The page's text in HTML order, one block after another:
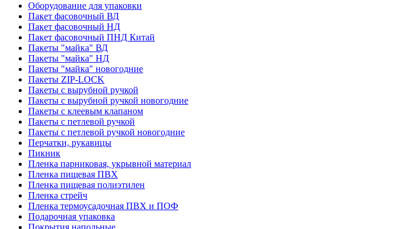
Оборудование для упаковки
Пакет фасовочный ВД
Пакет фасовочный НД
Пакет фасовочный ПНД Китай
Пакеты "майка" ВД
Пакеты "майка" НД
Пакеты "майка" новогодние
Пакеты ZIP-LOCK
Пакеты с вырубной ручкой
Пакеты с вырубной ручкой новогодние
Пакеты с клеевым клапаном
Пакеты с петлевой ручкой
Пакеты с петлевой ручкой новогодние
Перчатки, рукавицы
Пикник
Пленка парниковая, укрывной материал
Пленка пищевая ПВХ
Пленка пищевая полиэтилен
Пленка стрейч
Пленка термоусадочная ПВХ и ПОФ
Подарочная упаковка
Покрытия напольные